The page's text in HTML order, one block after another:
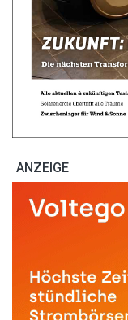
ANZEIGE